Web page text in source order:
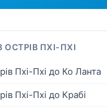
ПХІ-ПХІ
Пхі-Пхі до Ко Ланта
Пхі-Пхі до Крабі